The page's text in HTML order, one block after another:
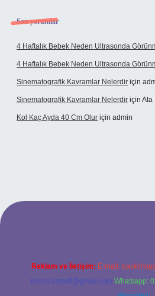
Son yorumlar
4 Haftalık Bebek Neden Ultrasonda
4 Haftalık Bebek Neden Ultrasonda
Sinematografik Kavramlar Nelerdir için
Sinematografik Kavramlar Nelerdir için Ata
Kol Kaç Ayda 40 Cm Olur için admin
Reklam ve İletişim: E-mail:
forumhizmeti@gmail.com Whatsapp: